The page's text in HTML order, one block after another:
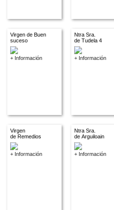
Virgen de Buen
suceso
+ Información
Ntra Sra.
de Tudela 4
+ Información
Virgen
de Remedios
+ Información
Ntra Sra.
de Arguiloain
+ Información